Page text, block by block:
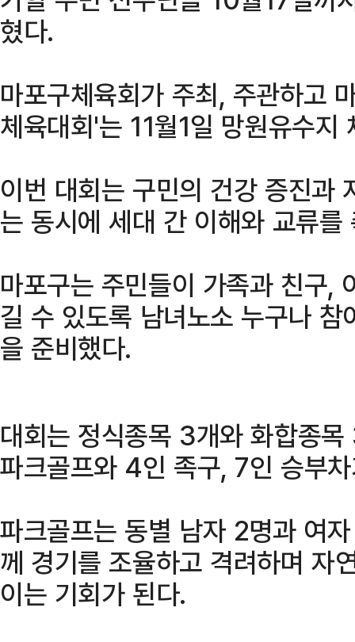
혔다.
마포구체육회가 주최, 주관하고
체육대회'는 11월1일 망원유수지
이번 대회는 구민의 건강 증진과
는 동시에 세대 간 이해와 교류를
마포구는 주민들이 가족과 친구,
길 수 있도록 남녀노소 누구나
을 준비했다.
대회는 정식종목 3개와 화합종
파크골프와 4인 족구, 7인 승부
파크골프는 동별 남자 2명과 여
께 경기를 조율하고 격려하며 자
이는 기회가 된다.